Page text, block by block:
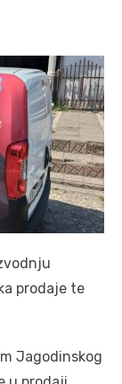
prodaje te
Jagodinskog